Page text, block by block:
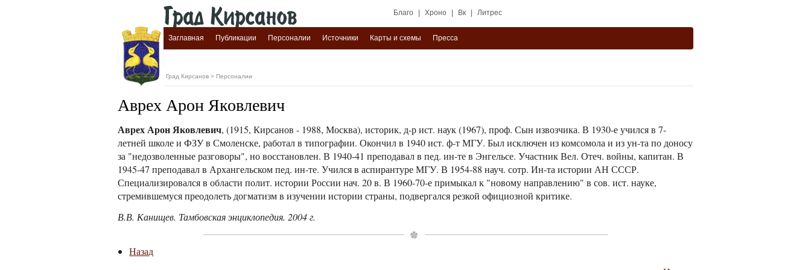
Благо Хроно Вк Литрес
Заглавная Публикации Персоналии Источники Карты и схемы Пресса
Град Кирсанов > Персоналии
Аврех Арон Яковлевич
Аврех Арон Яковлевич, (1915, Кирсанов - 1988, Москва), историк, д-р ист. наук (1967), проф. Сын извозчика. В 1930-е учился в 7-
летней школе и ФЗУ в Смоленске, работал в типографии. Окончил в 1940 ист. ф-т МГУ. Был исключен из комсомола и из ун-та по доносу
за "недозволенные разговоры", но восстановлен. В 1940-41 преподавал в пед. ин-те в Энгельсе. Участник Вел. Отеч. войны, капитан. В
1945-47 преподавал в Архангельском пед. ин-те. Учился в аспирантуре МГУ. В 1954-88 науч. сотр. Ин-та истории АН СССР.
Специализировался в области полит. истории России нач. 20 в. В 1960-70-е примыкал к "новому направлению" в сов. ист. науке,
стремившемуся преодолеть догматизм в изучении истории страны, подвергался резкой официозной критике.
В.В. Канищев. Тамбовская энциклопедия. 2004 г.
Назад